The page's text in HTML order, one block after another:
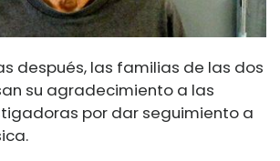
después, las familias de las dos
su agradecimiento a las
por dar seguimiento a